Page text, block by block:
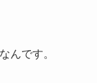
んです。